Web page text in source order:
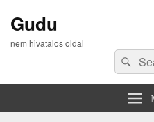
Gudu
nem hivatalos oldal
Search
for: